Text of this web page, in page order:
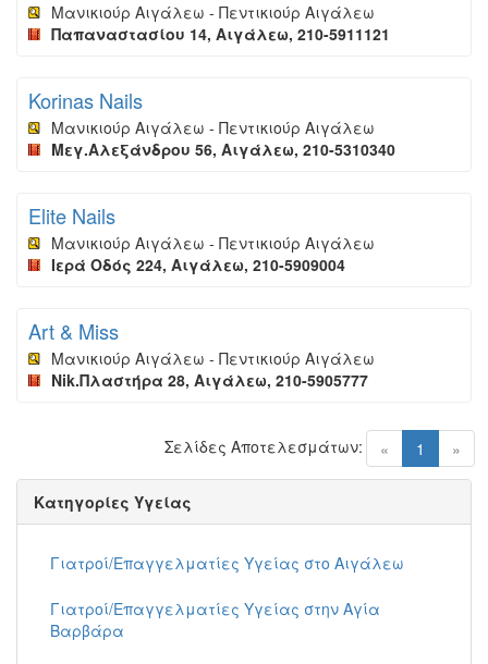
Μανικιούρ Αιγάλεω - Πεντικιούρ Αιγάλεω
Παπαναστασίου 14, Αιγάλεω, 210-5911121
Korinas Nails
Μανικιούρ Αιγάλεω - Πεντικιούρ Αιγάλεω
Μεγ.Αλεξάνδρου 56, Αιγάλεω, 210-5310340
Elite Nails
Μανικιούρ Αιγάλεω - Πεντικιούρ Αιγάλεω
Ιερά Οδός 224, Αιγάλεω, 210-5909004
Art & Miss
Μανικιούρ Αιγάλεω - Πεντικιούρ Αιγάλεω
Nik.Πλαστήρα 28, Αιγάλεω, 210-5905777
« 1 (current)
»
Σελίδες Αποτελεσμάτων:
Κατηγορίες Υγείας
Γιατροί/Επαγγελματίες Υγείας στο Αιγάλεω
Γιατροί/Επαγγελματίες Υγείας στην Αγία
Βαρβάρα